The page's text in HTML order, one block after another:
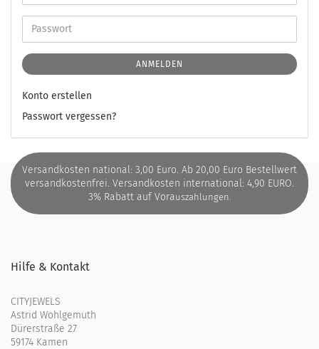
ANMELDEN
Konto erstellen
Passwort vergessen?
Versandkosten national: 3,00 Euro. Ab 20,00 Euro Bestellwert
versandkostenfrei. Versandkosten international: 4,90 EURO.
3% Rabatt auf Vorauszahlungen.
Hilfe & Kontakt
CITYJEWELS
Astrid Wohlgemuth
Dürerstraße 27
59174 Kamen